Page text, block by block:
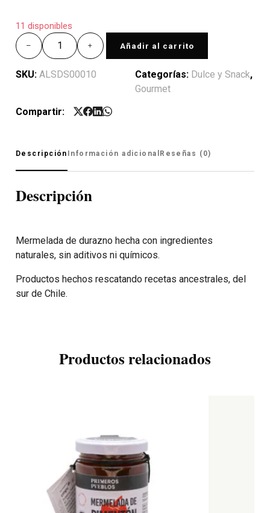
11 disponibles
Añadir al carrito
SKU: ALSDS00010 Categorías: Dulce y Snack,
Gourmet
Compartir:
Descripción Información adicional Reseñas (0)
Descripción
Mermelada de durazno hecha con ingredientes
naturales, sin aditivos ni químicos.
Productos hechos rescatando recetas ancestrales, del
sur de Chile.
Productos relacionados